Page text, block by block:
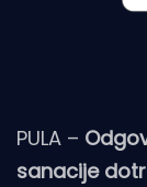
PULA –
sanacije